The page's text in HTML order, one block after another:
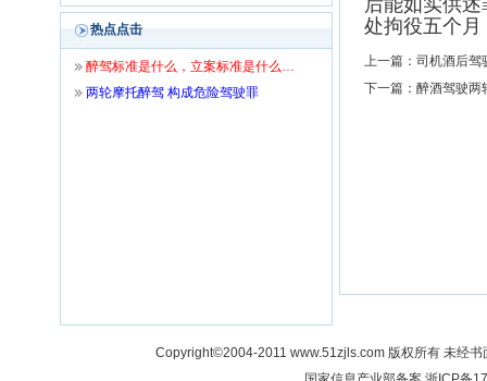
热点点击
醉驾标准是什么，立案标准是什么…
两轮摩托醉驾 构成危险驾驶罪
后能如实供
处拘役五个
上一篇： 司机酒后驾
下一篇： 醉酒驾驶两
Copyright©2004-2011 www.51zjls.com 版权所有 未经